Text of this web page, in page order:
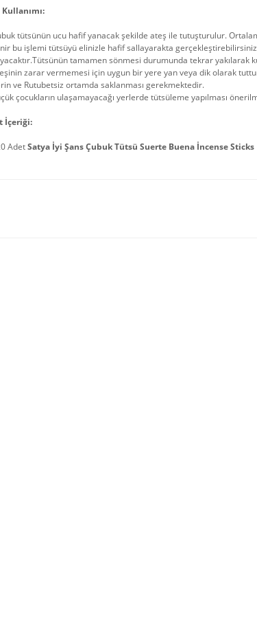
tütsünün ucu hafif yanacak şekilde ateş ile tutuşturulur.
bu işlemi tütsüyü elinizle hafif sallayarakta
tamamen sönmesi durumunda tekrar yakılarak
zarar vermemesi için uygun bir yere yan veya dik olarak
ve Rutubetsiz ortamda saklanması gerekmektedir.
çocukların ulaşamayacağı yerlerde tütsüleme yapılması
İçeriği:
AdetSatya İyi Şans Çubuk Tütsü Suerte Buena İncense Sticks